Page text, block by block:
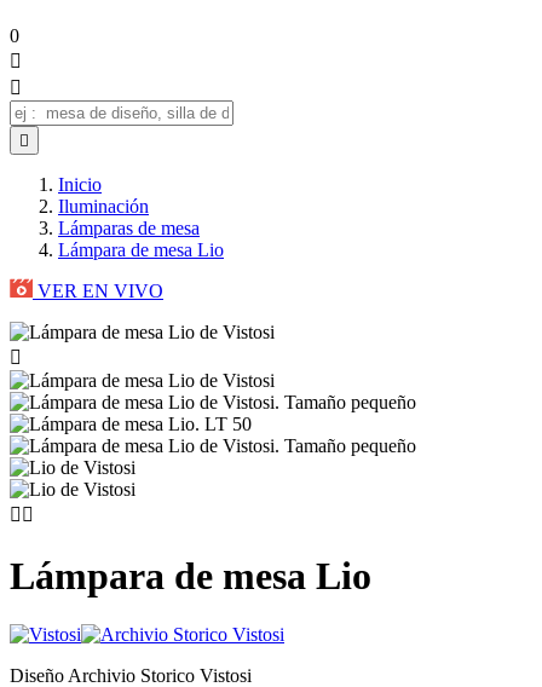
0



Inicio
Iluminación
Lámparas de mesa
Lámpara de mesa Lio
VER EN VIVO

 
Lámpara de mesa Lio
Diseño Archivio Storico Vistosi